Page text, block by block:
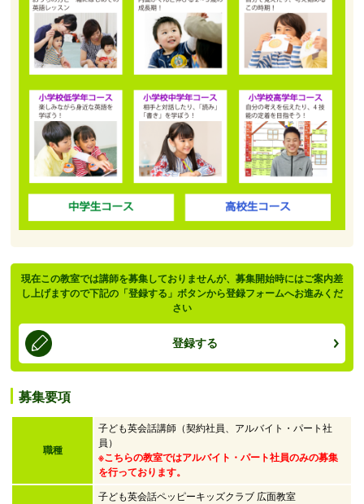
現在この教室では講師を募集しておりませんが、募集開始時にはご案内差
し上げますので下記の「登録する」ボタンから登録フォームへお進みくだ
さい
登録する
募集要項
職種
子ども英会話講師（契約社員、アルバイト・パート社
員）
※こちらの教室ではアルバイト・パート社員のみの募集
を行っております。
子ども英会話ペッピーキッズクラブ 広面教室